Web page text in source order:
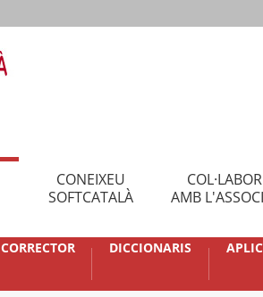
CONEIXEU
SOFTCATALÀ
AMB
CORRECTOR DICCIONARIS